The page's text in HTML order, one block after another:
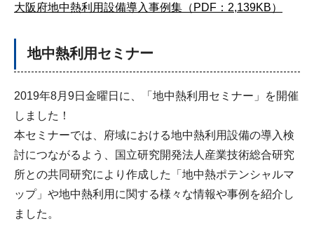
大阪府地中熱利用設備導入事例集（PDF：2,139KB）
地中熱利用セミナー
2019年8月9日金曜日に、「地中熱利用セミナー」を開催
しました！
本セミナーでは、府域における地中熱利用設備の導入検
討につながるよう、国⽴研究開発法⼈産業技術総合研究
所との共同研究により作成した「地中熱ポテンシャルマ
ップ」や地中熱利⽤に関する様々な情報や事例を紹介し
ました。